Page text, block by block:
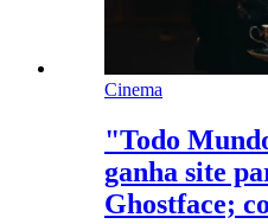
Cinema
"Todo
ganha site
Ghostface;